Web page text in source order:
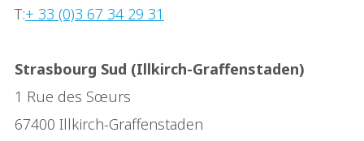
T:+ 33 (0)3 67 34 29 31
Strasbourg Sud (Illkirch-Graffenstaden)
1 Rue des Sœurs
67400 Illkirch-Graffenstaden